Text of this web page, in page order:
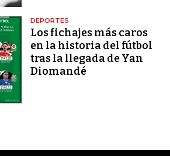
DEPORTES
Los fichajes más caros
en la historia del fútbol
tras la llegada de Yan
Diomandé